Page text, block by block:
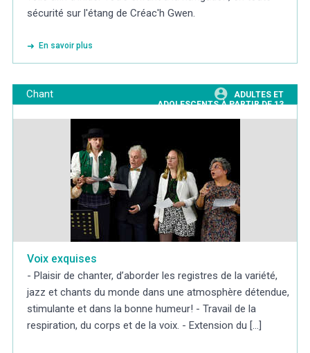
sécurité sur l'étang de Créac'h Gwen.
En savoir plus
Chant
ADULTES ET
ADOLESCENTS À PARTIR DE 13
Voix exquises
- Plaisir de chanter, d’aborder les registres de la variété,
jazz et chants du monde dans une atmosphère détendue,
stimulante et dans la bonne humeur! - Travail de la
respiration, du corps et de la voix. - Extension du [...]